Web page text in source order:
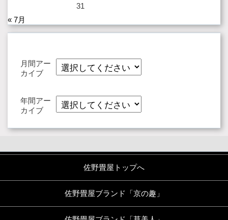
31
« 7月
月間アー
カイブ
年間アー
カイブ
佐野畳屋トップへ
佐野畳屋ブランド「京の趣」